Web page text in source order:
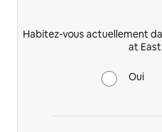
Habitez-vous actuellement
at
Oui